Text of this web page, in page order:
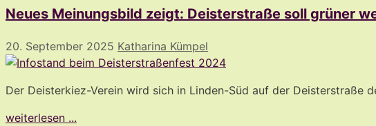
Neues Meinungsbild zeigt: Deisterstraße soll grüner
20. September 2025 Katharina Kümpel
Der Deisterkiez-Verein wird sich in Linden-Süd auf der Deisterstraße
weiterlesen ...